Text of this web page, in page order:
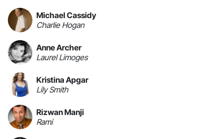
Michael Cassidy
Charlie Hogan
Anne Archer
Laurel Limoges
Kristina Apgar
Lily Smith
Rizwan Manji
Rami